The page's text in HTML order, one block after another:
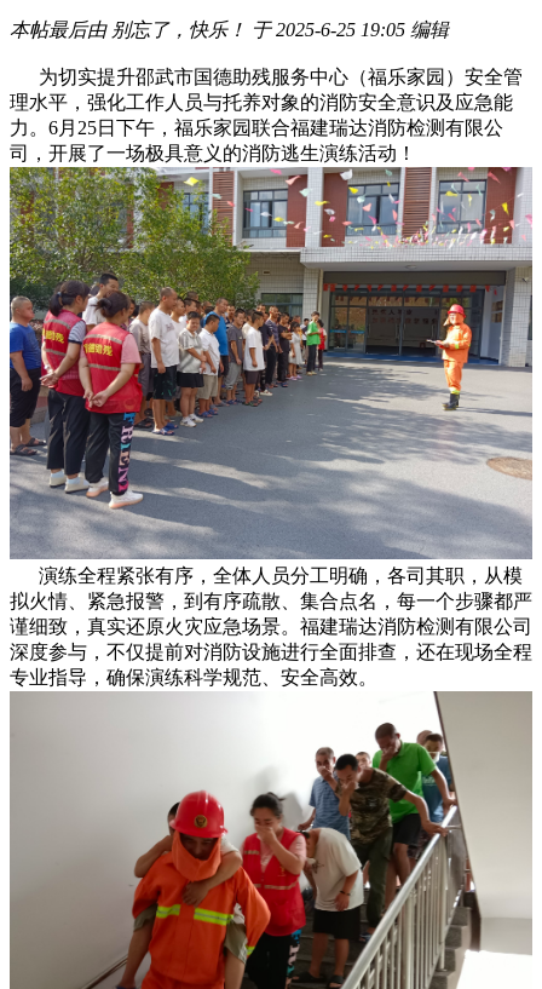
本帖最后由 别忘了，快乐！ 于 2025-6-25 19:05 编辑
为切实提升邵武市国德助残服务中心（福乐家园）安全管
理水平，强化工作人员与托养对象的消防安全意识及应急能
力。6月25日下午，福乐家园联合福建瑞达消防检测有限公
司，开展了一场极具意义的消防逃生演练活动！
演练全程紧张有序，全体人员分工明确，各司其职，从模
拟火情、紧急报警，到有序疏散、集合点名，每一个步骤都严
谨细致，真实还原火灾应急场景。福建瑞达消防检测有限公司
深度参与，不仅提前对消防设施进行全面排查，还在现场全程
专业指导，确保演练科学规范、安全高效。